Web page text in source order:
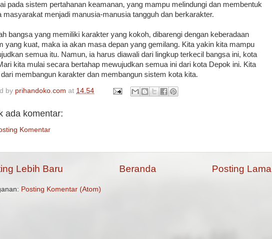
pada sistem pertahanan keamanan, yang mampu melindungi dan membentuk
masyarakat menjadi manusia-manusia tangguh dan berkarakter.
bangsa yang memiliki karakter yang kokoh, dibarengi dengan keberadaan
yang kuat, maka ia akan masa depan yang gemilang. Kita yakin kita mampu
semua itu. Namun, ia harus diawali dari lingkup terkecil bangsa ini, kota
kita mulai secara bertahap mewujudkan semua ini dari kota Depok ini. Kita
membangun karakter dan membangun sistem kota kita.
by prihandoko.com at 14.54
ada komentar:
Komentar
Lebih Baru Posting Lama
Beranda
Posting Komentar (Atom)